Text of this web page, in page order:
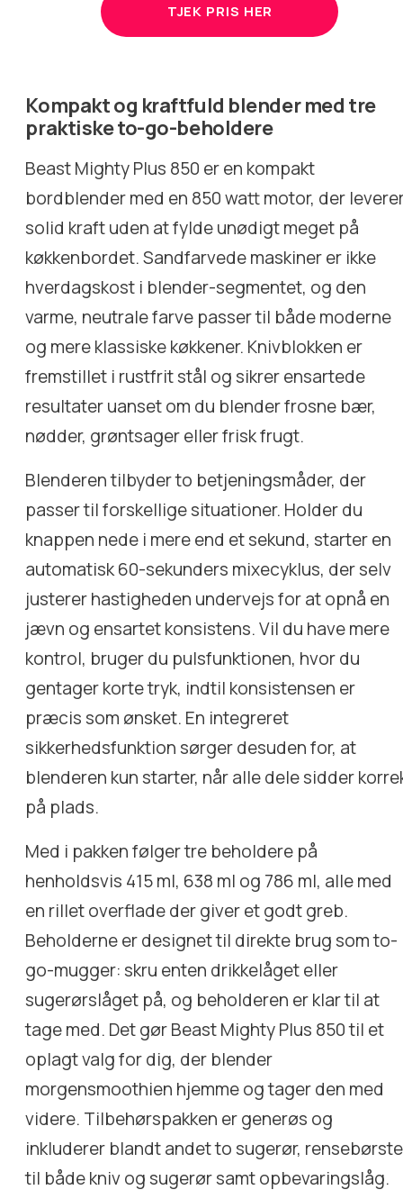
TJEK PRIS HER
Kompakt og kraftfuld blender med tre
praktiske to-go-beholdere
Beast Mighty Plus 850 er en kompakt
bordblender med en 850 watt motor, der
solid kraft uden at fylde unødigt meget på
køkkenbordet. Sandfarvede maskiner er ikke
hverdagskost i blender-segmentet, og den
varme, neutrale farve passer til både moderne
og mere klassiske køkkener. Knivblokken er
fremstillet i rustfrit stål og sikrer ensartede
resultater uanset om du blender frosne bær,
nødder, grøntsager eller frisk frugt.
Blenderen tilbyder to betjeningsmåder, der
passer til forskellige situationer. Holder du
knappen nede i mere end et sekund, starter en
automatisk 60-sekunders mixecyklus, der selv
justerer hastigheden undervejs for at opnå en
jævn og ensartet konsistens. Vil du have mere
kontrol, bruger du pulsfunktionen, hvor du
gentager korte tryk, indtil konsistensen er
præcis som ønsket. En integreret
sikkerhedsfunktion sørger desuden for, at
blenderen kun starter, når alle dele sidder
på plads.
Med i pakken følger tre beholdere på
henholdsvis 415 ml, 638 ml og 786 ml, alle med
en rillet overflade der giver et godt greb.
Beholderne er designet til direkte brug som to-
go-mugger: skru enten drikkelåget eller
sugerørslåget på, og beholderen er klar til at
tage med. Det gør Beast Mighty Plus 850 til et
oplagt valg for dig, der blender
morgensmoothien hjemme og tager den med
videre. Tilbehørspakken er generøs og
inkluderer blandt andet to sugerør,
til både kniv og sugerør samt opbevaringslåg.